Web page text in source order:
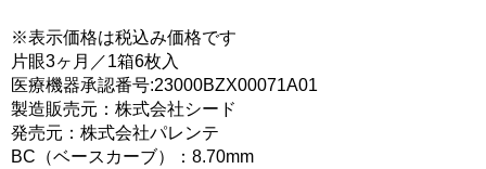
※表示価格は税込み価格です
片眼3ヶ月／1箱6枚入
医療機器承認番号:23000BZX00071A01
製造販売元：株式会社シード
発売元：株式会社パレンテ
BC（ベースカーブ）：8.70mm